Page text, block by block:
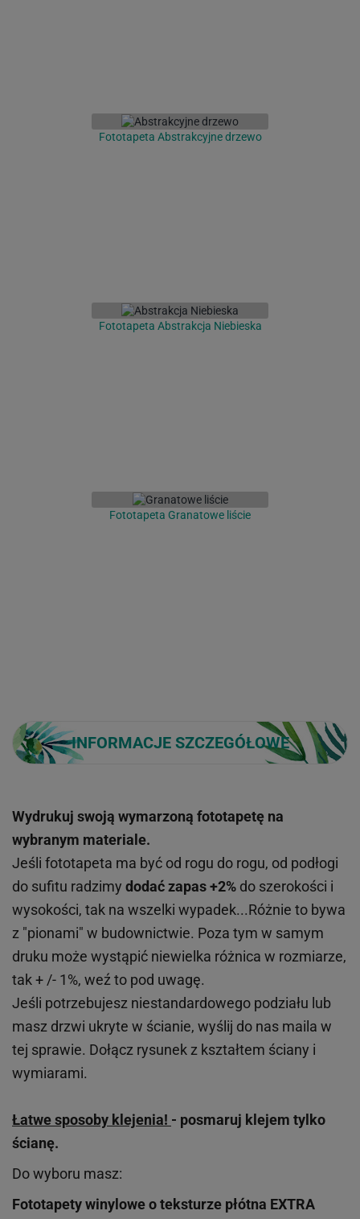
Fototapeta Abstrakcyjne drzewo
Fototapeta Abstrakcja Niebieska
Fototapeta Granatowe liście
INFORMACJE SZCZEGÓŁOWE
Wydrukuj swoją wymarzoną fototapetę na
wybranym materiale.
Jeśli fototapeta ma być od rogu do rogu, od podłogi
do sufitu radzimy dodać zapas +2% do szerokości i
wysokości, tak na wszelki wypadek...Różnie to bywa
z "pionami" w budownictwie. Poza tym w samym
druku może wystąpić niewielka różnica w rozmiarze,
tak + /- 1%, weź to pod uwagę.
Jeśli potrzebujesz niestandardowego podziału lub
masz drzwi ukryte w ścianie, wyślij do nas maila w
tej sprawie. Dołącz rysunek z kształtem ściany i
wymiarami.
Łatwe sposoby klejenia! - posmaruj klejem tylko
ścianę.
Do wyboru masz:
Fototapety winylowe oteksturze płótna EXTRA